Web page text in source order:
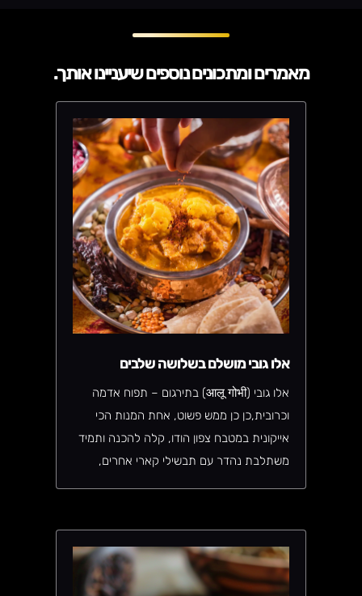
מאמרים ומתכונים נוספים שיעניינו אותך.
אלו גובי מושלם בשלושה שלבים
אלו גובי (आलू गोभी) בתירגום – תפוח אדמה
וכרובית,כן כן ממש פשוט, אחת המנות הכי
אייקונית במטבח צפון הודו, קלה להכנה ותמיד
משתלבת נהדר עם תבשילי קארי אחרים,
באופן קבוע.